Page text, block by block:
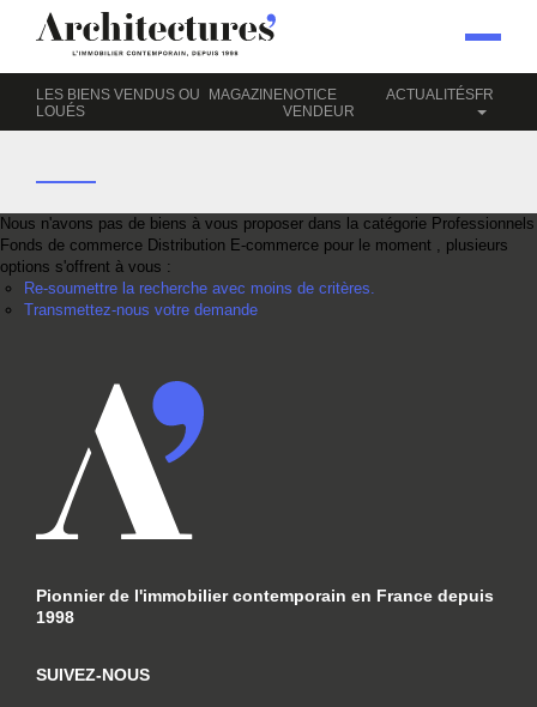
LES BIENS VENDUS OU
LOUÉS
MAGAZINENOTICE
VENDEUR
ACTUALITÉSFR
Accueil Professionnels Fonds de commerce
E-COMMERCE
Nous n'avons pas de biens à vous proposer dans la catégorie Professionnels
Fonds de commerce Distribution E-commerce pour le moment , plusieurs
options s'offrent à vous :
Re-soumettre la recherche avec moins de critères.
Transmettez-nous votre demande
Pionnier de l'immobilier contemporain en France depuis
1998
SUIVEZ-NOUS